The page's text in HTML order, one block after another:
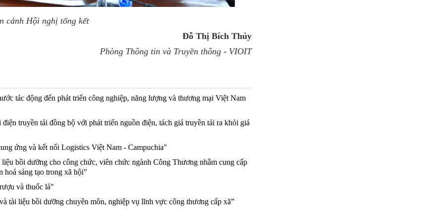
cảnh Hội nghị tổng kết
Đỗ Thị Bích Thủy
Phòng Thông tin và Truyền thông - VIOIT
tác động đến phát triển công nghiệp, năng lượng và thương mại Việt Nam
truyền tải đồng bộ với phát triển nguồn điện, tách giá truyền tải ra khỏi giá
ứng và kết nối Logistics Việt Nam - Campuchia"
bồi dưỡng cho công chức, viên chức ngành Công Thương nhằm cung cấp
hoá sáng tạo trong xã hội”
và thuốc lá"
tài liệu bồi dưỡng chuyên môn, nghiệp vụ lĩnh vực công thương cấp xã”